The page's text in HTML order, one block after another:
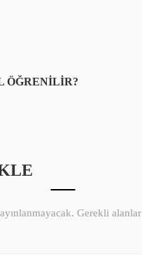
ÖĞRENİLİR?
Gerekli alanlar